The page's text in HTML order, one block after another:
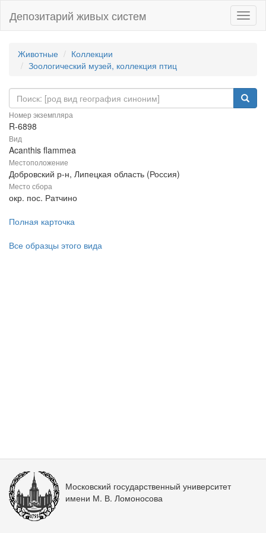
Депозитарий живых систем
Животные
Коллекции
Зоологический музей, коллекция птиц
Номер экземпляра
R-6898
Вид
Acanthis flammea
Местоположение
Добровский р-н, Липецкая область (Россия)
Место сбора
окр. пос. Ратчино
Полная карточка
Все образцы этого вида
Московский государственный университет
имени М. В. Ломоносова